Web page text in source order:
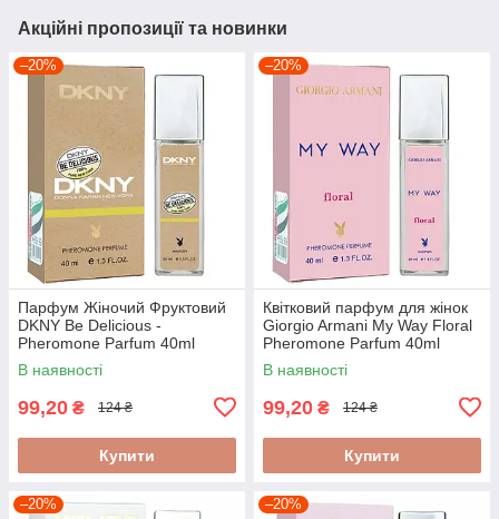
Акційні пропозиції та новинки
–20%
Парфум Жіночий Фруктовий
DKNY Be Delicious -
Pheromone Parfum 40ml
В наявності
99,20 ₴ 124 ₴
Купити
–20%
Квітковий парфум для жінок
Giorgio Armani My Way Floral
Pheromone Parfum 40ml
В наявності
99,20 ₴ 124 ₴
Купити
–20% –20%